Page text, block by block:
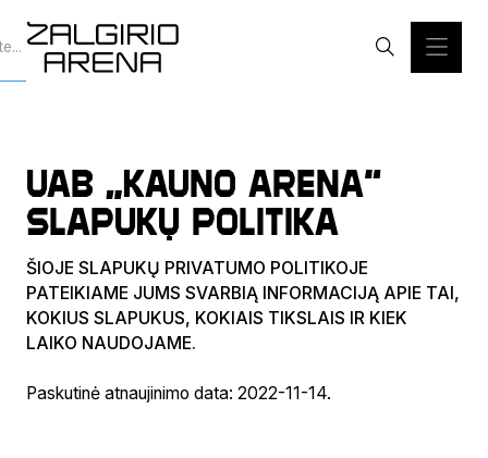
UAB „KAUNO ARENA“
SLAPUKŲ POLITIKA
ŠIOJE SLAPUKŲ PRIVATUMO POLITIKOJE
PATEIKIAME JUMS SVARBIĄ INFORMACIJĄ APIE TAI,
KOKIUS SLAPUKUS, KOKIAIS TIKSLAIS IR KIEK
LAIKO NAUDOJAME.
Paskutinė atnaujinimo data: 2022-11-14.